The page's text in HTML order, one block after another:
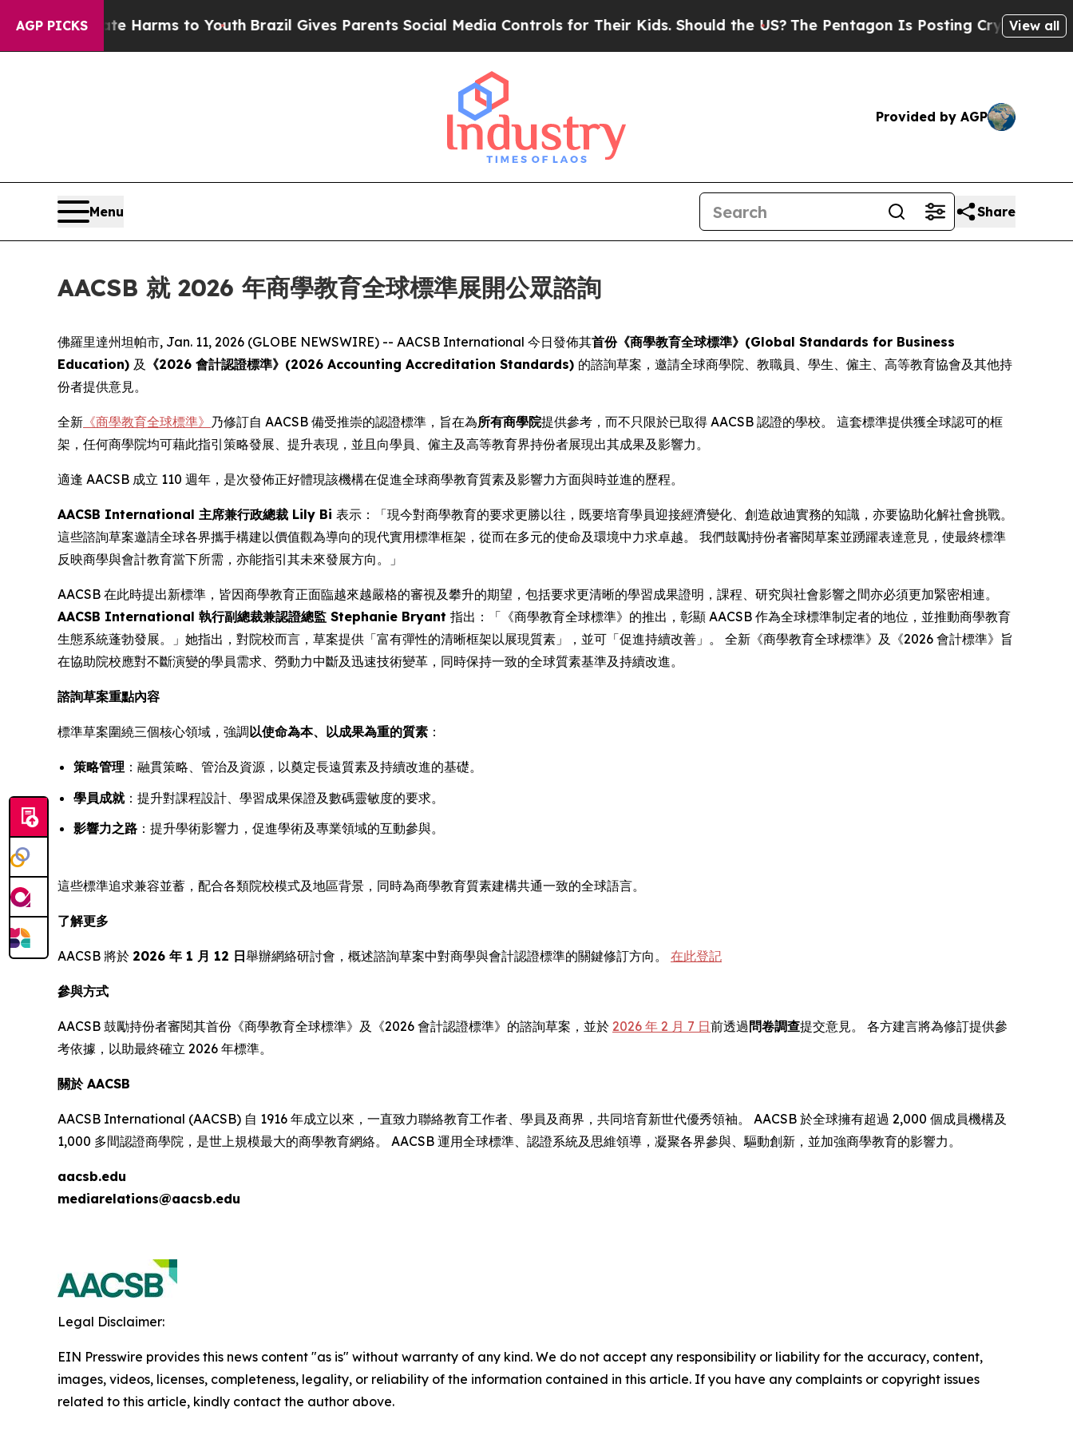
AGP PICKS
to Abate Harms to YouthBrazil Gives Parents Social Media Controls for Their Kids. Should the US?The Pentagon Is Posting Cryptic BiblicalView all
Provided by AGP
Menu Share
AACSB 就 2026 年商學教育全球標準展開公眾諮詢
佛羅里達州坦帕市, Jan. 11, 2026 (GLOBE NEWSWIRE) -- AACSB International 今日發佈其首份《商學教育全球標準》(Global Standards for Business
Education) 及 《2026 會計認證標準》(2026 Accounting Accreditation Standards) 的諮詢草案，邀請全球商學院、教職員、學生、僱主、高等教育協會及其他持
份者提供意見。
全新 《商學教育全球標準》 乃修訂自 AACSB 備受推崇的認證標準，旨在為所有商學院提供參考，而不只限於已取得 AACSB 認證的學校。 這套標準提供獲全球認可的框
架，任何商學院均可藉此指引策略發展、提升表現，並且向學員、僱主及高等教育界持份者展現出其成果及影響力。
適逢 AACSB 成立 110 週年，是次發佈正好體現該機構在促進全球商學教育質素及影響力方面與時並進的歷程。
AACSB International 主席兼行政總裁 Lily Bi 表示：「現今對商學教育的要求更勝以往，既要培育學員迎接經濟變化、創造啟迪實務的知識，亦要協助化解社會挑戰。
這些諮詢草案邀請全球各界攜手構建以價值觀為導向的現代實用標準框架，從而在多元的使命及環境中力求卓越。 我們鼓勵持份者審閱草案並踴躍表達意見，使最終標準
反映商學與會計教育當下所需，亦能指引其未來發展方向。」
AACSB 在此時提出新標準，皆因商學教育正面臨越來越嚴格的審視及攀升的期望，包括要求更清晰的學習成果證明，課程、研究與社會影響之間亦必須更加緊密相連。
AACSB International 執行副總裁兼認證總監 Stephanie Bryant 指出：「《商學教育全球標準》的推出，彰顯 AACSB 作為全球標準制定者的地位，並推動商學教育
生態系統蓬勃發展。」她指出，對院校而言，草案提供「富有彈性的清晰框架以展現質素」，並可「促進持續改善」。 全新《商學教育全球標準》及《2026 會計標準》旨
在協助院校應對不斷演變的學員需求、勞動力中斷及迅速技術變革，同時保持一致的全球質素基準及持續改進。
諮詢草案重點內容
標準草案圍繞三個核心領域，強調以使命為本、以成果為重的質素 ：
策略管理 ：融貫策略、管治及資源，以奠定長遠質素及持續改進的基礎。
學員成就：提升對課程設計、學習成果保證及數碼靈敏度的要求。
影響力之路 ：提升學術影響力，促進學術及專業領域的互動參與。
這些標準追求兼容並蓄，配合各類院校模式及地區背景，同時為商學教育質素建構共通一致的全球語言。
了解更多
AACSB 將於 2026 年 1 月 12 日舉辦網絡研討會，概述諮詢草案中對商學與會計認證標準的關鍵修訂方向。 在此登記
參與方式
AACSB 鼓勵持份者審閱其首份《商學教育全球標準》及《2026 會計認證標準》的諮詢草案，並於 2026 年 2 月 7 日前透過 問卷調查提交意見。 各方建言將為修訂提供參
考依據，以助最終確立 2026 年標準。
關於 AACSB
AACSB International (AACSB) 自 1916 年成立以來，一直致力聯絡教育工作者、學員及商界，共同培育新世代優秀領袖。 AACSB 於全球擁有超過 2,000 個成員機構及
1,000 多間認證商學院，是世上規模最大的商學教育網絡。 AACSB 運用全球標準、認證系統及思維領導，凝聚各界參與、驅動創新，並加強商學教育的影響力。
aacsb.edu
mediarelations@aacsb.edu
Legal Disclaimer:
EIN Presswire provides this news content "as is" without warranty of any kind. We do not accept any responsibility or liability for the accuracy, content,
images, videos, licenses, completeness, legality, or reliability of the information contained in this article. If you have any complaints or copyright issues
related to this article, kindly contact the author above.